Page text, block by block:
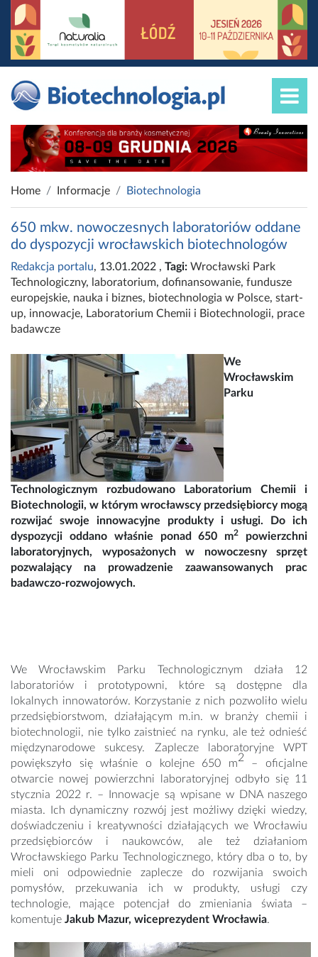
Home Informacje Biotechnologia
650 mkw. nowoczesnych laboratoriów oddane
do dyspozycji wrocławskich biotechnologów
Redakcja portalu, 13.01.2022 , Tagi: Wrocławski Park
Technologiczny, laboratorium, dofinansowanie, fundusze
europejskie, nauka i biznes, biotechnologia w Polsce, start-
up, innowacje, Laboratorium Chemii i Biotechnologii, prace
badawcze
We
Wrocławskim
Parku
Technologicznym rozbudowano Laboratorium Chemii i
Biotechnologii, w którym wrocławscy przedsiębiorcy mogą
rozwijać swoje innowacyjne produkty i usługi. Do ich
dyspozycji oddano właśnie ponad 650 m2
powierzchni
laboratoryjnych, wyposażonych w nowoczesny sprzęt
pozwalający na prowadzenie zaawansowanych prac
badawczo-rozwojowych.
We Wrocławskim Parku Technologicznym działa 12
laboratoriów i prototypowni, które są dostępne dla
lokalnych innowatorów. Korzystanie z nich pozwoliło wielu
przedsiębiorstwom, działającym m.in. w branży chemii i
biotechnologii, nie tylko zaistnieć na rynku, ale też odnieść
międzynarodowe sukcesy. Zaplecze laboratoryjne WPT
powiększyło się właśnie o kolejne 650 m2– oficjalne
otwarcie nowej powierzchni laboratoryjnej odbyło się 11
stycznia 2022 r. – Innowacje są wpisane w DNA naszego
miasta. Ich dynamiczny rozwój jest możliwy dzięki wiedzy,
doświadczeniu i kreatywności działających we Wrocławiu
przedsiębiorców i naukowców, ale też działaniom
Wrocławskiego Parku Technologicznego, który dba o to, by
mieli oni odpowiednie zaplecze do rozwijania swoich
pomysłów, przekuwania ich w produkty, usługi czy
technologie, mające potencjał do zmieniania świata –
komentuje Jakub Mazur, wiceprezydent Wrocławia.